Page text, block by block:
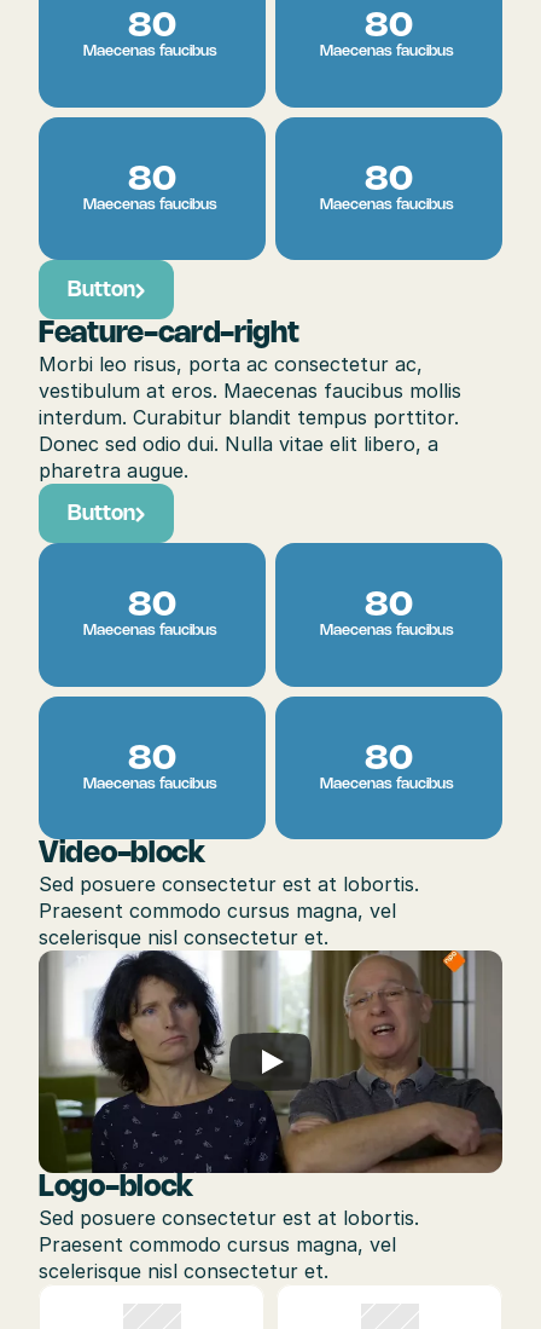
80
Maecenas faucibus
80
Maecenas faucibus
80
Maecenas faucibus
80
Maecenas faucibus
Button
Feature-card-right
Morbi leo risus, porta ac consectetur ac,
vestibulum at eros. Maecenas faucibus mollis
interdum. Curabitur blandit tempus porttitor.
Donec sed odio dui. Nulla vitae elit libero, a
pharetra augue.
Button
80
Maecenas faucibus
80
Maecenas faucibus
80
Maecenas faucibus
80
Maecenas faucibus
Video-block
Sed posuere consectetur est at lobortis.
Praesent commodo cursus magna, vel
scelerisque nisl consectetur et.
Logo-block
Sed posuere consectetur est at lobortis.
Praesent commodo cursus magna, vel
scelerisque nisl consectetur et.